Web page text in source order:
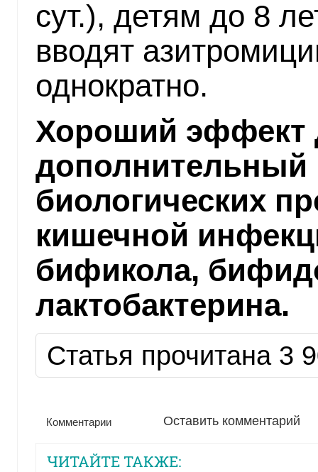
сут.), детям до 8
вводят
однократно.
Хороший эффект
дополнительный
биологических
кишечной
бификола,
лактобактерина.
Статья прочитана 3
Комментарии Оставить комментарий
ЧИТАЙТЕ ТАКЖЕ: